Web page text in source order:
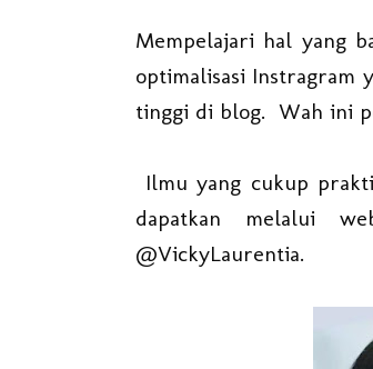
Mempelajari hal yang
optimalisasi Instragram
tinggi di blog. Wah ini
Ilmu yang cukup
dapatkan melalui
@VickyLaurentia.